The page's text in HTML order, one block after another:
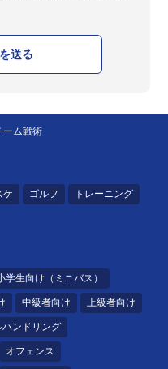
送る
ーム戦術
ケ ゴルフ トレーニング
学生向け（ミニバス）
中級者向け 上級者向け
ハンドリング
オフェンス